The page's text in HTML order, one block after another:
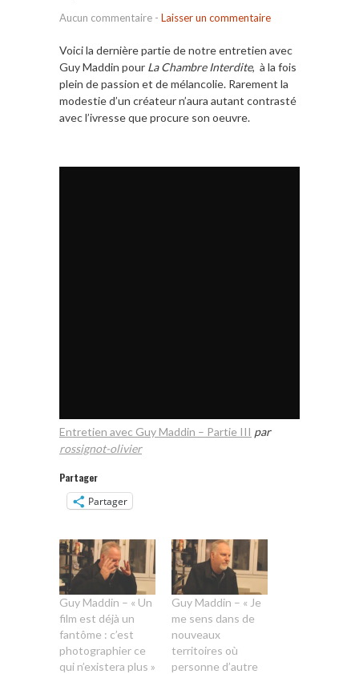
Aucun commentaire - Laisser un commentaire
Voici la dernière partie de notre entretien avec
Guy Maddin pour La Chambre Interdite, à la fois
plein de passion et de mélancolie. Rarement la
modestie d’un créateur n’aura autant contrasté
avec l’ivresse que procure son oeuvre.
Entretien avec Guy Maddin – Partie III par
rossignot-olivier
Partager
Partager
Guy Maddin – « Un
film est déjà un
fantôme : c’est
photographier ce
qui n’existera plus »
Guy Maddin – « Je
me sens dans de
nouveaux
territoires où
personne d’autre